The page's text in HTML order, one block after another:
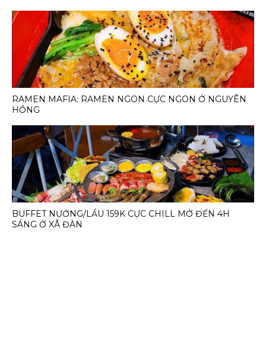
RAMEN MAFIA: RAMEN NGON CỰC NGON Ở NGUYÊN
HỒNG
BUFFET NƯỚNG/LẨU 159K CỰC CHILL MỞ ĐẾN 4H
SÁNG Ở XÃ ĐÀN